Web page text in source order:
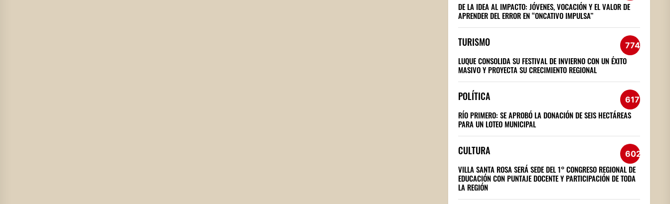
DE LA IDEA AL IMPACTO: JÓVENES, VOCACIÓN Y EL VALOR DE
APRENDER DEL ERROR EN “ONCATIVO IMPULSA”
TURISMO 774
LUQUE CONSOLIDA SU FESTIVAL DE INVIERNO CON UN ÉXITO
MASIVO Y PROYECTA SU CRECIMIENTO REGIONAL
POLÍTICA 617
RÍO PRIMERO: SE APROBÓ LA DONACIÓN DE SEIS HECTÁREAS
PARA UN LOTEO MUNICIPAL
CULTURA 602
VILLA SANTA ROSA SERÁ SEDE DEL 1° CONGRESO REGIONAL DE
EDUCACIÓN CON PUNTAJE DOCENTE Y PARTICIPACIÓN DE TODA
LA REGIÓN